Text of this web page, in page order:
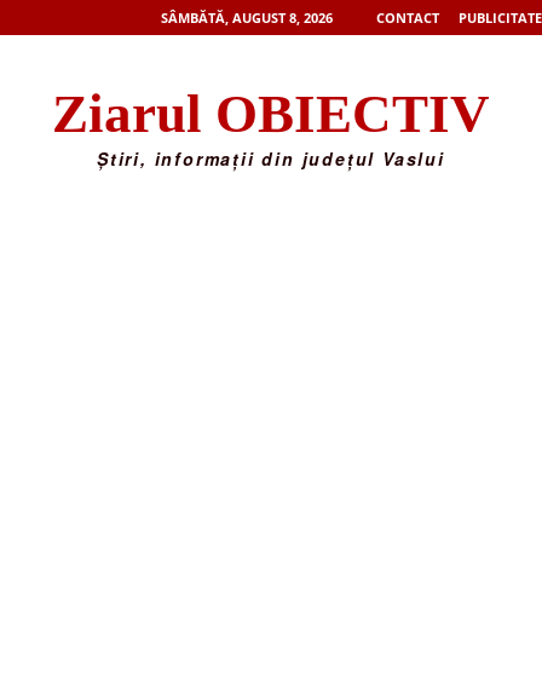
SÂMBĂTĂ, AUGUST 8, 2026 CONTACT PUBLICITATE
Ziarul OBIECTIV
Știri, informații din județul Vaslui